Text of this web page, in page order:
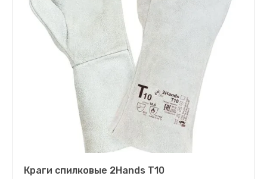
Краги спилковые 2Hands Т10